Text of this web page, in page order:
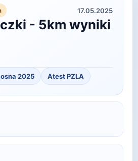
17.05.2025
- 5km wyniki
2025 Atest PZLA